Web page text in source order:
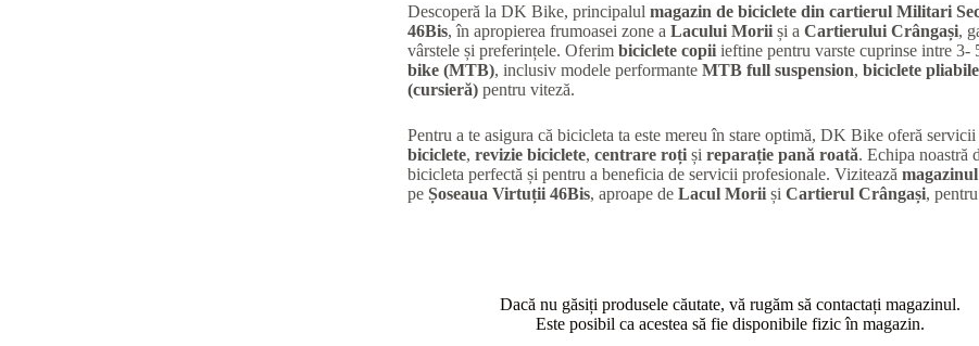
Descoperă la DK Bike, principalul magazin de biciclete din cartierul Militari
46Bis, în apropierea frumoasei zone a Lacului Moriiși a Cartierului Crângași,
vârstele și preferințele. Oferim biciclete copiiieftine pentru varste cuprinse intre 3-
bike (MTB), inclusiv modele performante MTB full suspension, biciclete pliabile
(cursieră)pentru viteză.
Pentru a te asigura că bicicleta ta este mereu în stare optimă, DK Bike oferă
biciclete, revizie biciclete, centrare roțiși reparație pană roată. Echipa noastră
bicicleta perfectă și pentru a beneficia de servicii profesionale. Vizitează
pe Șoseaua Virtuții 46Bis, aproape de Lacul Moriiși Cartierul Crângași,
Dacă nu găsiți produsele căutate, vă rugăm să contactați magazinul.
Este posibil ca acestea să fie disponibile fizic în magazin.